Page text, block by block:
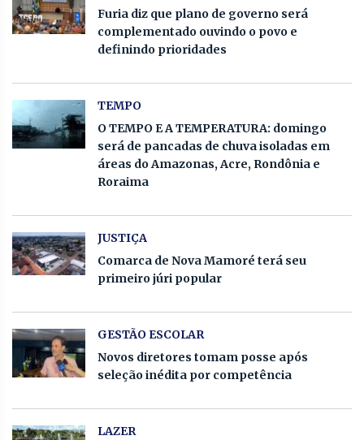
Furia diz que plano de governo será
complementado ouvindo o povo e
definindo prioridades
TEMPO
O TEMPO E A TEMPERATURA: domingo
será de pancadas de chuva isoladas em
áreas do Amazonas, Acre, Rondônia e
Roraima
JUSTIÇA
Comarca de Nova Mamoré terá seu
primeiro júri popular
GESTÃO ESCOLAR
Novos diretores tomam posse após
seleção inédita por competência
LAZER